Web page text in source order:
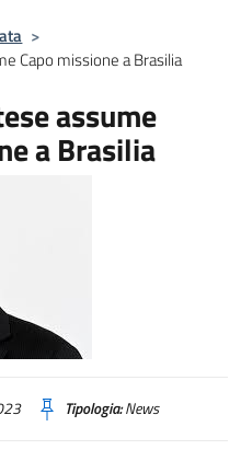
>
Capo missione a Brasilia
assume
a Brasilia
Tipologia:News